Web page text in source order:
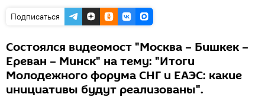
Подписаться
Состоялся видеомост "Москва – Бишкек –
Ереван – Минск" на тему: "Итоги
Молодежного форума СНГ и ЕАЭС: какие
инициативы будут реализованы".